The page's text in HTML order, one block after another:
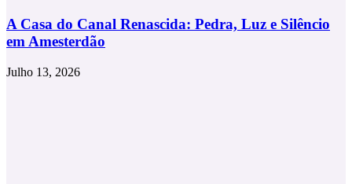
A Casa do Canal Renascida: Pedra, Luz e Silêncio
em Amesterdão
Julho 13, 2026